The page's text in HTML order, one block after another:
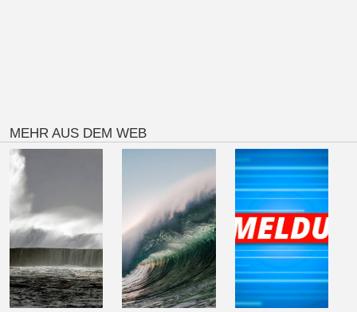
MEHR AUS DEM WEB